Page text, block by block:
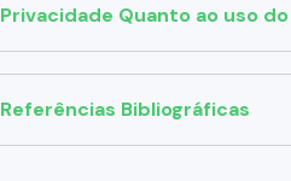
Privacidade Quanto ao uso
Referências Bibliográficas